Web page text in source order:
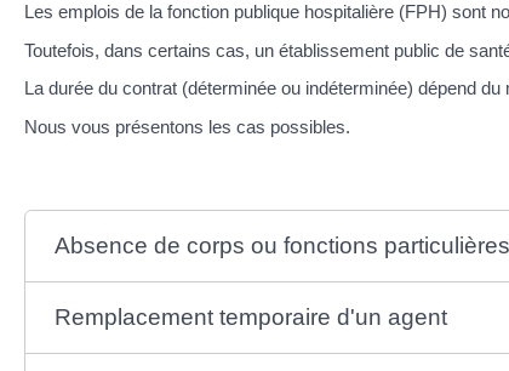
Les emplois de la fonction publique hospitalière (FPH) sont
Toutefois, dans certains cas, un établissement public de
La durée du contrat (déterminée ou indéterminée) dépend du
Nous vous présentons les cas possibles.
Absence de corps ou fonctions particulières
Remplacement temporaire d'un agent